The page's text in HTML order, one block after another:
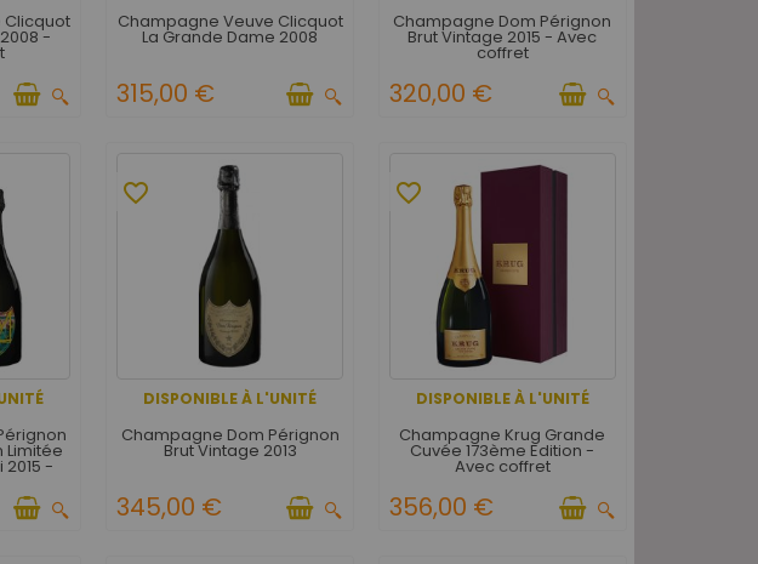
-
Champagne Veuve Clicquot
La Grande Dame 2008
315,00 €
Champagne Dom Pérignon
Brut Vintage 2015 - Avec
coffret
320,00 €
Limitée
-
DISPONIBLE À L'UNITÉ
favorite_border
Champagne Dom Pérignon
Brut Vintage 2013
345,00 €
DISPONIBLE À L'UNITÉ
favorite_border
Champagne Krug Grande
Cuvée 173ème Edition -
Avec coffret
356,00 €